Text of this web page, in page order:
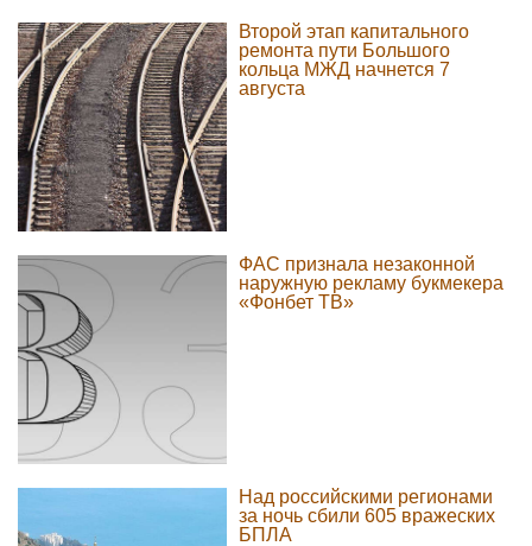
Второй этап капитального
ремонта пути Большого
кольца МЖД начнется 7
августа
ФАС признала незаконной
наружную рекламу букмекера
«Фонбет ТВ»
Над российскими регионами
за ночь сбили 605 вражеских
БПЛА